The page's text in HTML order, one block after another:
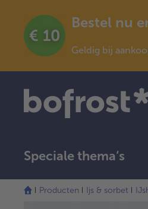
Bestel nu
Geldig bij
Speciale thema‘s
Producten Ijs & sorbet